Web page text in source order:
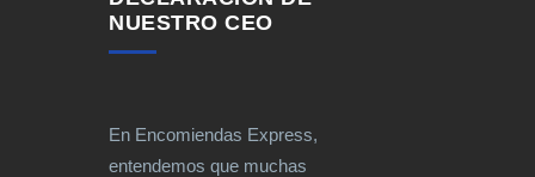
NUESTRO CEO
En Encomiendas Express,
entendemos que muchas